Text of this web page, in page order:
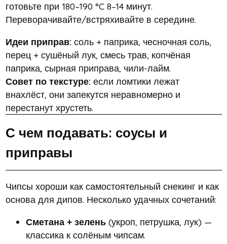
готовьте при 180–190 °C 8–14 минут.
Переворачивайте/встряхивайте в середине.
Идеи приправ: соль + паприка, чесночная соль,
перец + сушёный лук, смесь трав, копчёная
паприка, сырная приправа, чили-лайм.
Совет по текстуре: если ломтики лежат
внахлёст, они запекутся неравномерно и
перестанут хрустеть.
С чем подавать: соусы и
приправы
Чипсы хороши как самостоятельный снекинг и как
основа для дипов. Несколько удачных сочетаний:
Сметана + зелень(укроп, петрушка, лук) —
классика к солёным чипсам.